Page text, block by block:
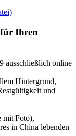
für Ihren
ausschließlich online
Hintergrund,
und
mit Foto),
in China lebenden